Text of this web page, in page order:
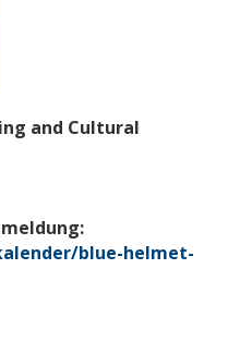
and Cultural
blue-helmet-